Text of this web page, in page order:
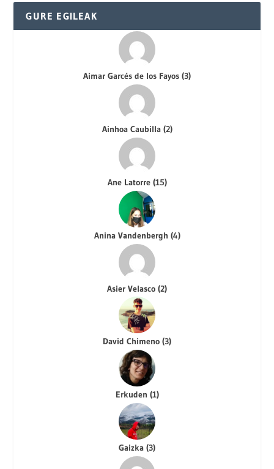
GURE EGILEAK
Aimar Garcés de los Fayos (3)
Ainhoa Caubilla (2)
Ane Latorre (15)
Anina Vandenbergh (4)
Asier Velasco (2)
David Chimeno (3)
Erkuden (1)
Gaizka (3)